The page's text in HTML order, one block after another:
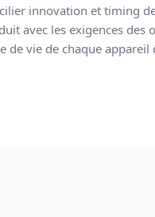
innovation et timing
avec les exigences des
de vie de chaque